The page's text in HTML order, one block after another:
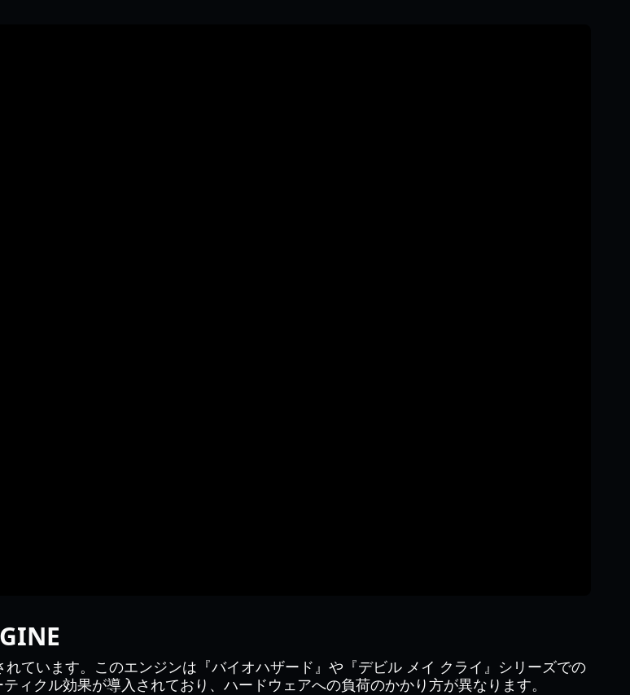
ています。このエンジンは『バイオハザード』や『デビル メイ クライ』シリーズでの
ィクル効果が導入されており、ハードウェアへの負荷のかかり方が異なります。